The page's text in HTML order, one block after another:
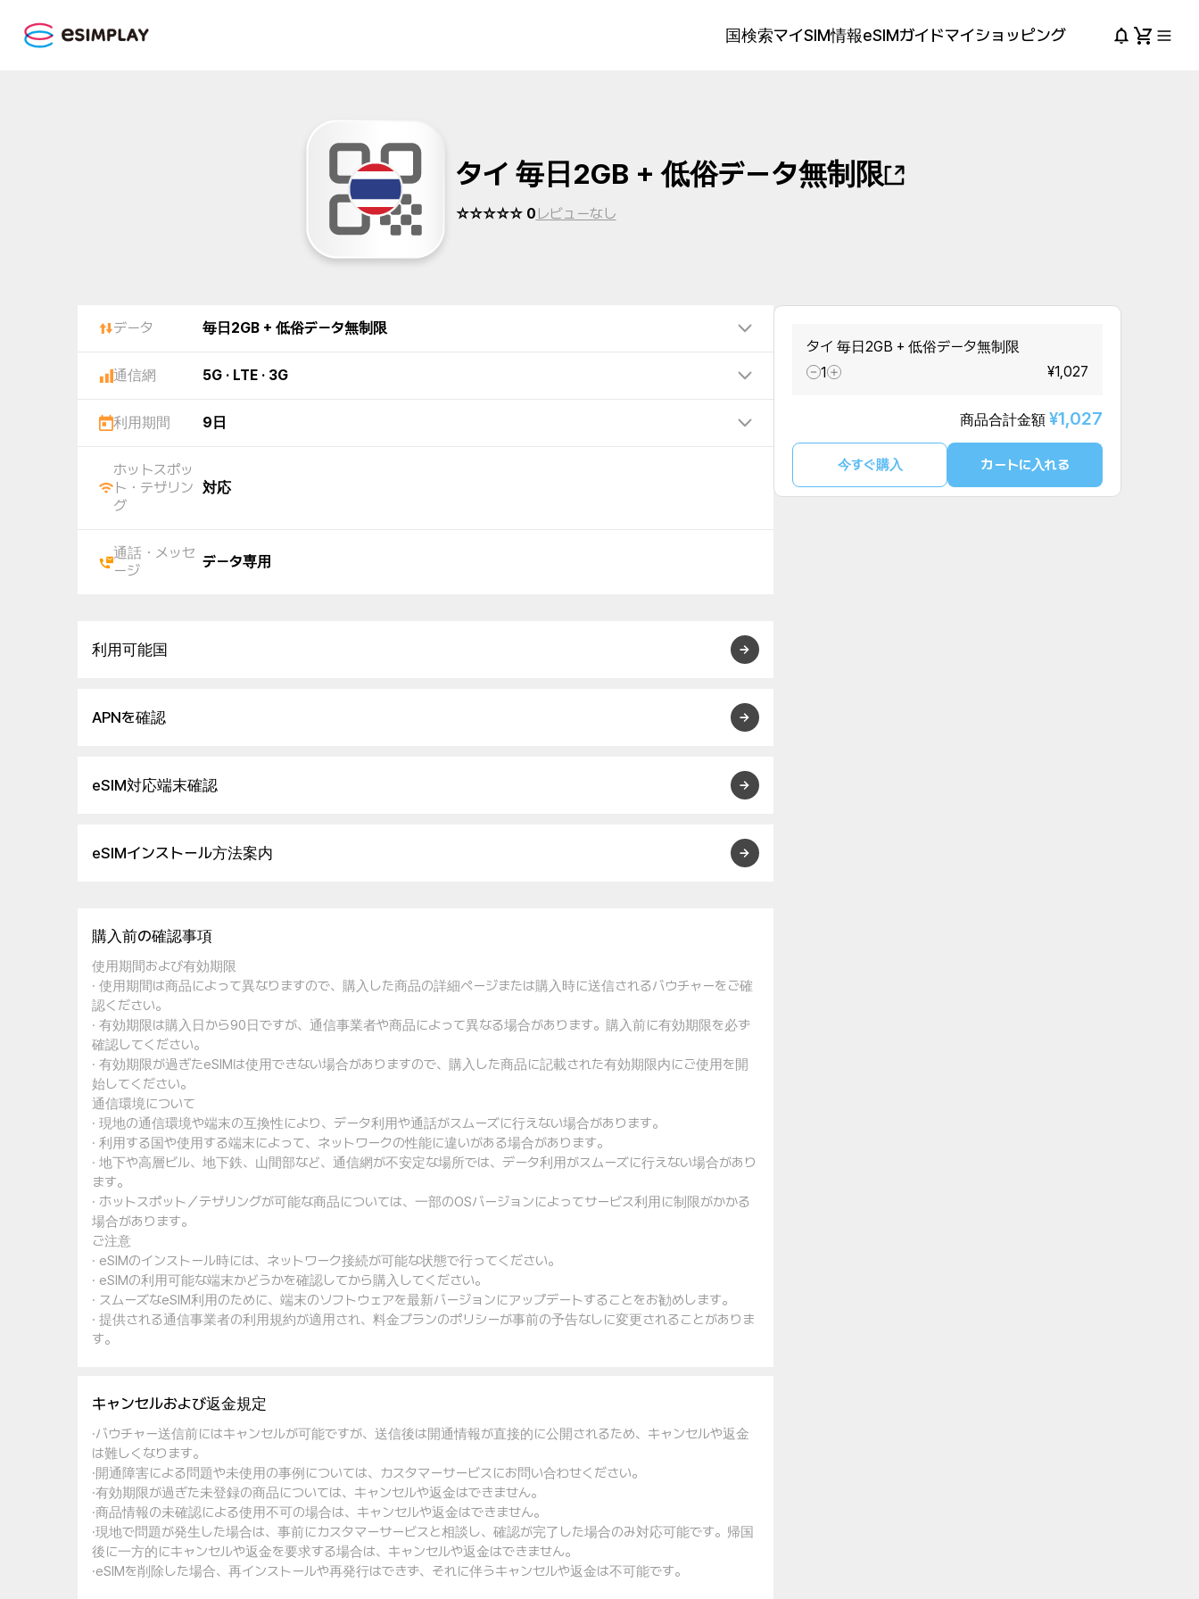
国検索マイSIM情報eSIMガイドマイショッピング
タイ 毎日2GB + 低俗データ無制限
☆☆☆☆☆ 0 レビューなし
データ 毎日2GB + 低俗データ無制限
通信網 5G · LTE · 3G
利用期間 9日
ホットスポッ
ト・テザリン
グ
対応
通話・メッセ
ージ
データ専用
利用可能国
APNを確認
eSIM対応端末確認
eSIMインストール方法案内
購入前の確認事項
使用期間および有効期限
· 使用期間は商品によって異なりますので、購入した商品の詳細ページまたは購入時に送信されるバウチャーをご確
認ください。
· 有効期限は購入日から90日ですが、通信事業者や商品によって異なる場合があります。購入前に有効期限を必ず
確認してください。
· 有効期限が過ぎたeSIMは使用できない場合がありますので、購入した商品に記載された有効期限内にご使用を開
始してください。
通信環境について
· 現地の通信環境や端末の互換性により、データ利用や通話がスムーズに行えない場合があります。
· 利用する国や使用する端末によって、ネットワークの性能に違いがある場合があります。
· 地下や高層ビル、地下鉄、山間部など、通信網が不安定な場所では、データ利用がスムーズに行えない場合があり
ます。
· ホットスポット／テザリングが可能な商品については、一部のOSバージョンによってサービス利用に制限がかかる
場合があります。
ご注意
· eSIMのインストール時には、ネットワーク接続が可能な状態で行ってください。
· eSIMの利用可能な端末かどうかを確認してから購入してください。
· スムーズなeSIM利用のために、端末のソフトウェアを最新バージョンにアップデートすることをお勧めします。
· 提供される通信事業者の利用規約が適用され、料金プランのポリシーが事前の予告なしに変更されることがありま
す。
キャンセルおよび返金規定
·バウチャー送信前にはキャンセルが可能ですが、送信後は開通情報が直接的に公開されるため、キャンセルや返金
は難しくなります。
·開通障害による問題や未使用の事例については、カスタマーサービスにお問い合わせください。
·有効期限が過ぎた未登録の商品については、キャンセルや返金はできません。
·商品情報の未確認による使用不可の場合は、キャンセルや返金はできません。
·現地で問題が発生した場合は、事前にカスタマーサービスと相談し、確認が完了した場合のみ対応可能です。帰国
後に一方的にキャンセルや返金を要求する場合は、キャンセルや返金はできません。
·eSIMを削除した場合、再インストールや再発行はできず、それに伴うキャンセルや返金は不可能です。
タイ 毎日2GB + 低俗データ無制限
1
¥1,027
商品合計金額 ¥1,027
今すぐ購入 カートに入れる